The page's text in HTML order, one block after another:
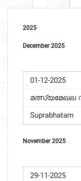
2025
December 2025
01-12-2025
മത്സ്യമേഖല
Suprabhatam
November 2025
29-11-2025